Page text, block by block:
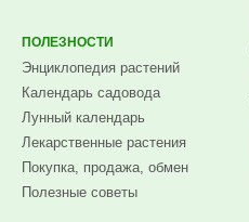
ПОЛЕЗНОСТИ
Энциклопедия растений
Календарь садовода
Лунный календарь
Лекарственные растения
Покупка, продажа, обмен
Полезные советы